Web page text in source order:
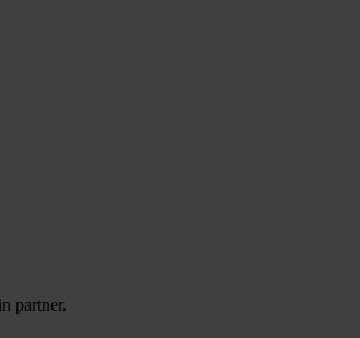
partner.